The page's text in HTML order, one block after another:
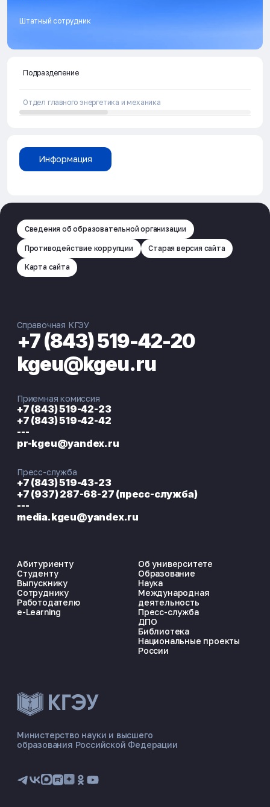
ЭНЕРГОКОД — ПОМОЩНИК КГЭУ
📋 Приёмная комиссия
🏠 Общежитие
Штатный сотрудник
Подразделение
Отдел главного энергетика и механика
Информация
Сведения об образовательной организации
Противодействие коррупции Старая версия сайта
Карта сайта
Министерство науки и высшего
образования Российской Федерации
Абитуриенту
Студенту
Выпускнику
Сотруднику
Работодателю
e-Learning
Об университете
Образование
Наука
Международная
деятельность
Пресс-служба
ДПО
Библиотека
Национальные проекты
России
Справочная КГЭУ
+7 (843) 519-42-20
kgeu@kgeu.ru
Приемная комиссия
+7 (843) 519-42-23
+7 (843) 519-42-42
---
pr-kgeu@yandex.ru
Пресс-служба
+7 (843) 519-43-23
+7 (937) 287-68-27 (пресс-служба)
---
media.kgeu@yandex.ru